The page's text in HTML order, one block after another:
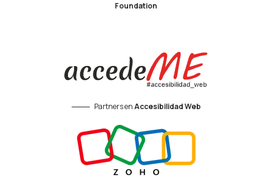
Foundation
Partners enAccesibilidad Web